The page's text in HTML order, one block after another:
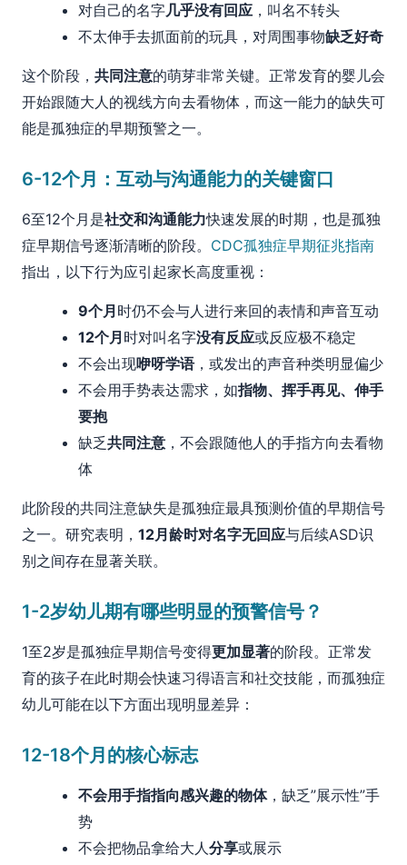
对自己的名字几乎没有回应 ，叫名不转头
不太伸手去抓面前的玩具，对周围事物缺乏好奇
这个阶段， 共同注意的萌芽非常关键。正常发育的婴儿会
开始跟随大人的视线方向去看物体，而这一能力的缺失可
能是孤独症的早期预警之一。
6-12个月：互动与沟通能力的关键窗口
6至12个月是社交和沟通能力快速发展的时期，也是孤独
症早期信号逐渐清晰的阶段。 CDC孤独症早期征兆指南
指出，以下行为应引起家长高度重视：
9个月 时仍不会与人进行来回的表情和声音互动
12个月 时对叫名字没有反应或反应极不稳定
不会出现咿呀学语，或发出的声音种类明显偏少
不会用手势表达需求，如指物、挥手再见、伸手
要抱
缺乏共同注意 ，不会跟随他人的手指方向去看物
体
此阶段的共同注意缺失是孤独症最具预测价值的早期信号
之一。研究表明， 12月龄时对名字无回应与后续ASD识
别之间存在显著关联。
1-2岁幼儿期有哪些明显的预警信号？
1至2岁是孤独症早期信号变得更加显著的阶段。正常发
育的孩子在此时期会快速习得语言和社交技能，而孤独症
幼儿可能在以下方面出现明显差异：
12-18个月的核心标志
不会用手指指向感兴趣的物体，缺乏”展示性”手
势
不会把物品拿给大人分享或展示